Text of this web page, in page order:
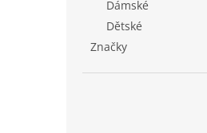
Dámské
Dětské
Značky